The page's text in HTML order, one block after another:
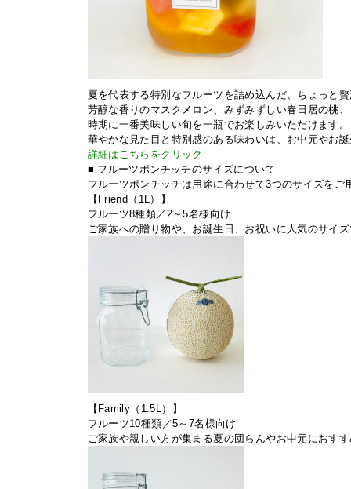
夏を代表する特別なフルーツを詰め込んだ、ちょっと
芳醇な香りのマスクメロン、みずみずしい春日居の桃
時期に一番美味しい旬を一瓶でお楽しみいただけます。
華やかな見た目と特別感のある味わいは、お中元やお
詳細はこちら をクリック
■ フルーツポンチッチのサイズについて
フルーツポンチッチは用途に合わせて3つのサイズをご
【Friend（1L）】
フルーツ8種類／ 2～5名様向け
ご家族への贈り物や、お誕生日、お祝いに人気のサイ
【Family（1.5L）】
フルーツ10種類／5～7名様向け
ご家族や親しい方が集まる夏の団らんやお中元におす